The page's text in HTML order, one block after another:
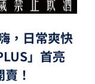
，日常爽快
」首亮
！